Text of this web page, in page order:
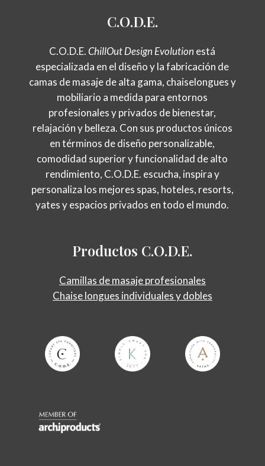
C.O.D.E.
C.O.D.E.ChillOut Design Evolution está
especializada en el diseño y la fabricación de
camas de masaje de alta gama, chaiselongues y
mobiliario a medida para entornos
profesionales y privados de bienestar,
relajación y belleza. Con sus productos únicos
en términos de diseño personalizable,
comodidad superior y funcionalidad de alto
rendimiento, C.O.D.E. escucha, inspira y
personaliza los mejores spas, hoteles, resorts,
yates y espacios privados en todo el mundo.
Productos C.O.D.E.
Camillas de masaje profesionales
Chaise longues individuales y dobles